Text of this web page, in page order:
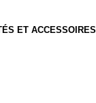
ET ACCESSOIRES